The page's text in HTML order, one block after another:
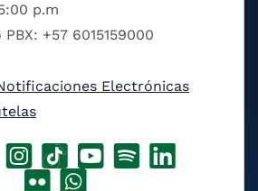
p.m
+57 6015159000
Electrónicas